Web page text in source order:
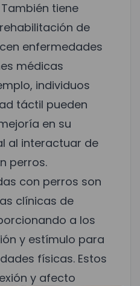
tiene
de
enfermedades
médicas
individuos
táctil pueden
en su
al interactuar de
perros.
con perros son
clínicas de
a los
y estímulo para
físicas. Estos
y afecto